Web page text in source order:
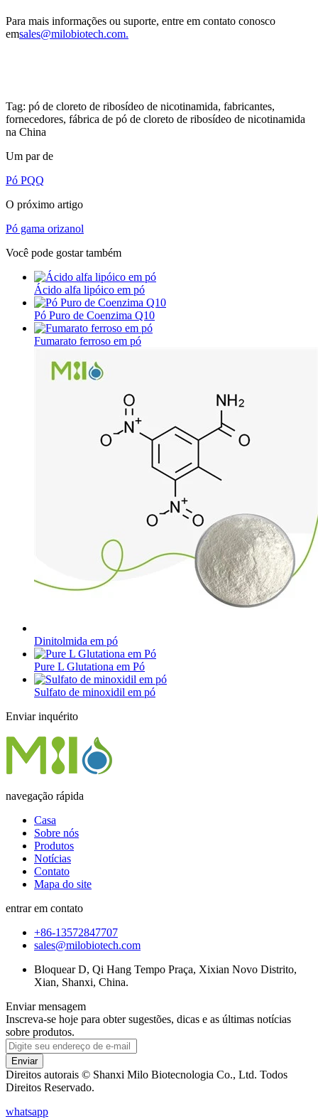
Para mais informações ou suporte, entre em contato conosco
emsales@milobiotech.com.
Tag: pó de cloreto de ribosídeo de nicotinamida, fabricantes,
fornecedores, fábrica de pó de cloreto de ribosídeo de nicotinamida
na China
Um par de
Pó PQQ
O próximo artigo
Pó gama orizanol
Você pode gostar também
Ácido alfa lipóico em pó
Pó Puro de Coenzima Q10
Fumarato ferroso em pó
Dinitolmida em pó
Pure L Glutationa em Pó
Sulfato de minoxidil em pó
Enviar inquérito
navegação rápida
Casa
Sobre nós
Produtos
Notícias
Contato
Mapa do site
entrar em contato
+86-13572847707
sales@milobiotech.com
Bloquear D, Qi Hang Tempo Praça, Xixian Novo Distrito,
Xian, Shanxi, China.
Enviar mensagem
Inscreva-se hoje para obter sugestões, dicas e as últimas notícias
sobre produtos.
Enviar
Direitos autorais © Shanxi Milo Biotecnologia Co., Ltd. Todos
Direitos Reservado.
whatsapp